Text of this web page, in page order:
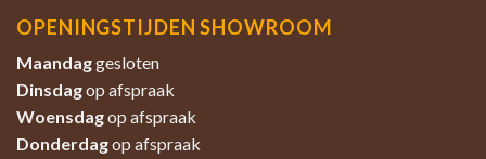
OPENINGSTIJDEN SHOWROOM
Maandaggesloten
Dinsdagop afspraak
Woensdagop afspraak
Donderdagop afspraak